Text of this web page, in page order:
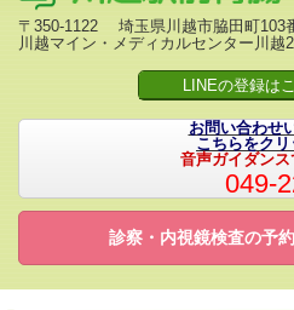
〒350-1122 埼玉県川越市脇田町103
川越マイン・メディカルセンター川越
LINEの登録は
お問い合わせ
こちらをク
音声ガイダン
049-
診察・内視鏡検査の予